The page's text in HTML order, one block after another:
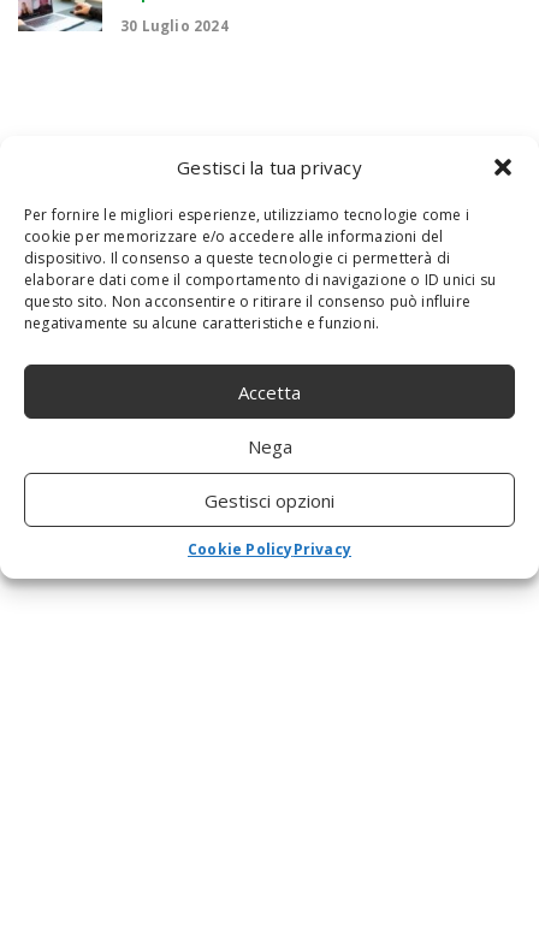
Gestisci la tua privacy
Per fornire le migliori esperienze, utilizziamo tecnologie come i
cookie per memorizzare e/o accedere alle informazioni del
dispositivo. Il consenso a queste tecnologie ci permetterà di
elaborare dati come il comportamento di navigazione o ID unici su
questo sito. Non acconsentire o ritirare il consenso può influire
negativamente su alcune caratteristiche e funzioni.
Accetta
Nega
Gestisci opzioni
Cookie PolicyPrivacy
30 Luglio 2024